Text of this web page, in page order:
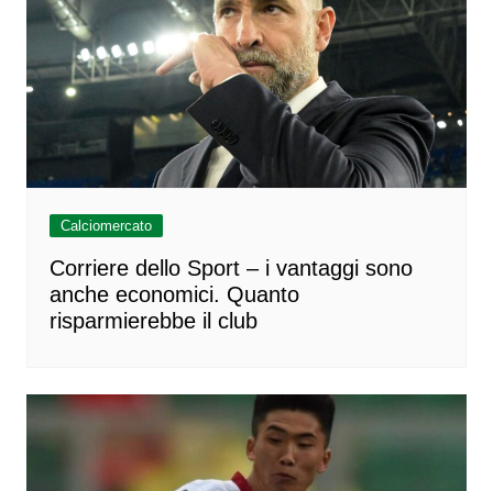
Calciomercato
Corriere dello Sport – i vantaggi sono
anche economici. Quanto
risparmierebbe il club